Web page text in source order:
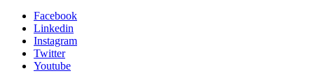
Facebook
Linkedin
Instagram
Twitter
Youtube